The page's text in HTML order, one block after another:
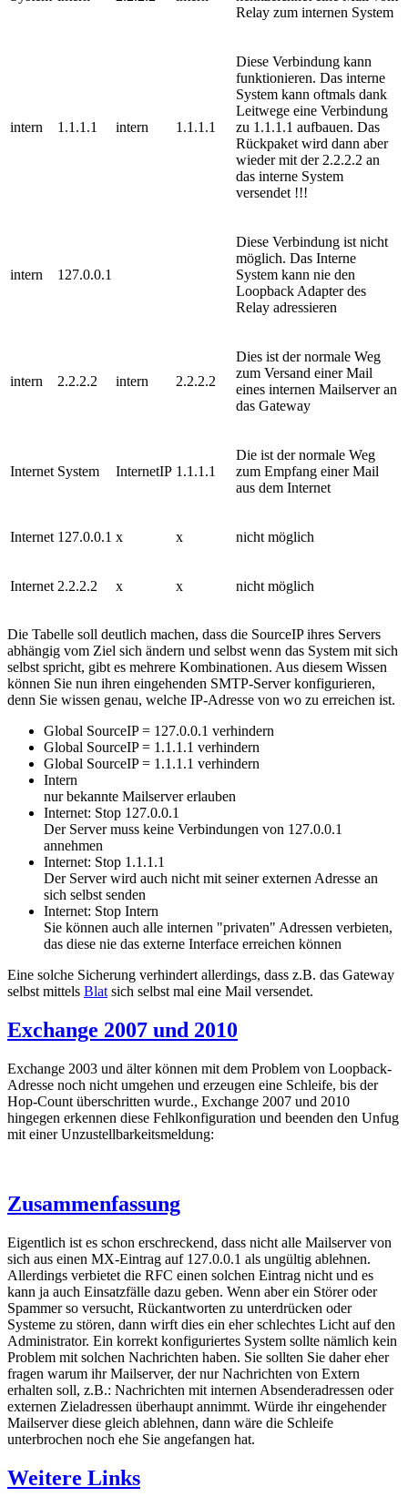
Relay zum internen System
intern 1.1.1.1 intern 1.1.1.1
Diese Verbindung kann
funktionieren. Das interne
System kann oftmals dank
Leitwege eine Verbindung
zu 1.1.1.1 aufbauen. Das
Rückpaket wird dann aber
wieder mit der 2.2.2.2 an
das interne System
versendet !!!
intern 127.0.0.1
Diese Verbindung ist nicht
möglich. Das Interne
System kann nie den
Loopback Adapter des
Relay adressieren
intern 2.2.2.2 intern 2.2.2.2
Dies ist der normale Weg
zum Versand einer Mail
eines internen Mailserver an
das Gateway
Internet System InternetIP 1.1.1.1
Die ist der normale Weg
zum Empfang einer Mail
aus dem Internet
Internet 127.0.0.1 x x nicht möglich
Internet 2.2.2.2 x x nicht möglich
Die Tabelle soll deutlich machen, dass die SourceIP ihres Servers
abhängig vom Ziel sich ändern und selbst wenn das System mit sich
selbst spricht, gibt es mehrere Kombinationen. Aus diesem Wissen
können Sie nun ihren eingehenden SMTP-Server konfigurieren,
denn Sie wissen genau, welche IP-Adresse von wo zu erreichen ist.
Global SourceIP = 127.0.0.1 verhindern
Global SourceIP = 1.1.1.1 verhindern
Global SourceIP = 1.1.1.1 verhindern
Intern
nur bekannte Mailserver erlauben
Internet: Stop 127.0.0.1
Der Server muss keine Verbindungen von 127.0.0.1
annehmen
Internet: Stop 1.1.1.1
Der Server wird auch nicht mit seiner externen Adresse an
sich selbst senden
Internet: Stop Intern
Sie können auch alle internen "privaten" Adressen verbieten,
das diese nie das externe Interface erreichen können
Eine solche Sicherung verhindert allerdings, dass z.B. das Gateway
selbst mittels Blatsich selbst mal eine Mail versendet.
Exchange 2007 und 2010
Exchange 2003 und älter können mit dem Problem von Loopback-
Adresse noch nicht umgehen und erzeugen eine Schleife, bis der
Hop-Count überschritten wurde., Exchange 2007 und 2010
hingegen erkennen diese Fehlkonfiguration und beenden den Unfug
mit einer Unzustellbarkeitsmeldung:
Zusammenfassung
Eigentlich ist es schon erschreckend, dass nicht alle Mailserver von
sich aus einen MX-Eintrag auf 127.0.0.1 als ungültig ablehnen.
Allerdings verbietet die RFC einen solchen Eintrag nicht und es
kann ja auch Einsatzfälle dazu geben. Wenn aber ein Störer oder
Spammer so versucht, Rückantworten zu unterdrücken oder
Systeme zu stören, dann wirft dies ein eher schlechtes Licht auf den
Administrator. Ein korrekt konfiguriertes System sollte nämlich kein
Problem mit solchen Nachrichten haben. Sie sollten Sie daher eher
fragen warum ihr Mailserver, der nur Nachrichten von Extern
erhalten soll, z.B.: Nachrichten mit internen Absenderadressen oder
externen Zieladressen überhaupt annimmt. Würde ihr eingehender
Mailserver diese gleich ablehnen, dann wäre die Schleife
unterbrochen noch ehe Sie angefangen hat.
Weitere Links